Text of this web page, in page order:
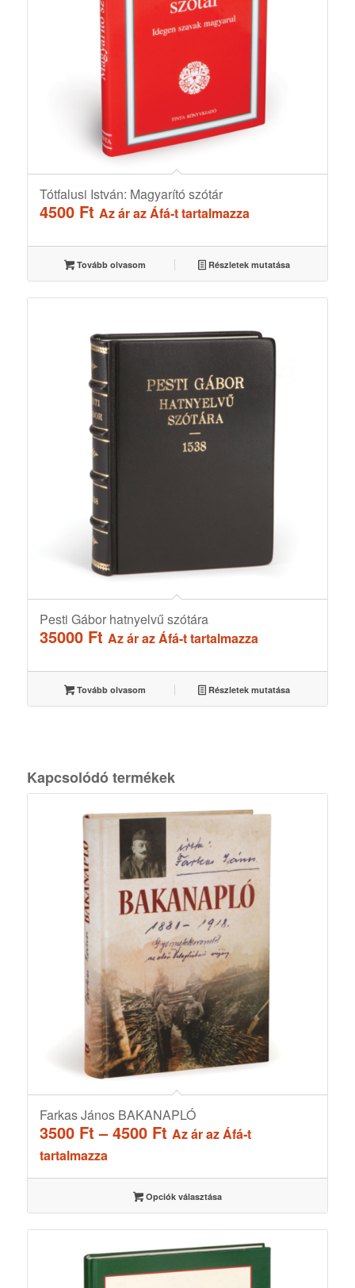
Tótfalusi István: Magyarító szótár
4500 Ft Az ár az Áfá-t tartalmazza
Tovább olvasom Részletek mutatása
Pesti Gábor hatnyelvű szótára
35000 Ft Az ár az Áfá-t tartalmazza
Tovább olvasom Részletek mutatása
Kapcsolódó termékek
Farkas János BAKANAPLÓ
3500 Ft – 4500 FtÁrtartomány:
4500 Ft
Az ár az Áfá-t
tartalmazza
Opciók választása